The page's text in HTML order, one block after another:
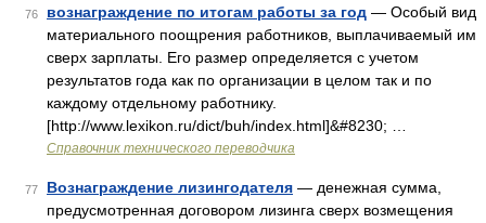
76 вознаграждение по итогам работы за год — Особый вид
материального поощрения работников, выплачиваемый им
сверх зарплаты. Его размер определяется с учетом
результатов года как по организации в целом так и по
каждому отдельному работнику.
[http://www.lexikon.ru/dict/buh/index.html]&#8230; …
Справочник технического переводчика
77 Вознаграждение лизингодателя — денежная сумма,
предусмотренная договором лизинга сверх возмещения